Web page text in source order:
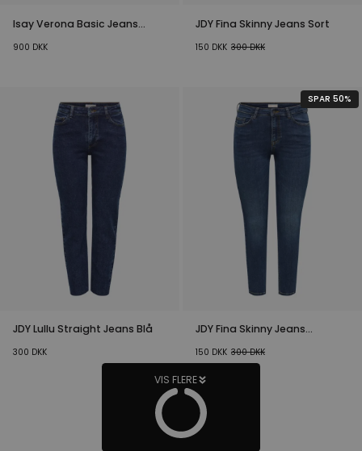
Isay Verona Basic Jeans
900 DKK
JDY Fina Skinny Jeans Sort
150 DKK 300DKK
JDY Lullu Straight Jeans Blå
300 DKK
SPAR 50%
JDY Fina Skinny Jeans
150 DKK 300DKK
VIS FLERE